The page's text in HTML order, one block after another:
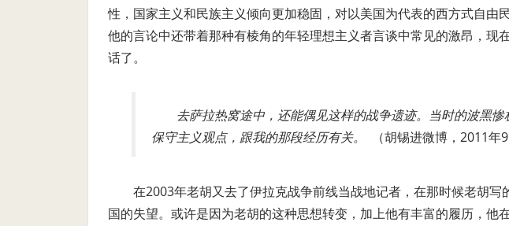
性，国家主义和民族主义倾向更加稳固，对以美国为代表的西方式自由
他的言论中还带着那种有棱角的年轻理想主义者言谈中常见的激昂，现
话了。
去萨拉热窝途中，还能偶见这样的战争遗迹。当时的波黑
保守主义观点，跟我的那段经历有关。
（胡锡进微博， 2011年9
在2003年老胡又去了伊拉克战争前线当战地记者，在那时候老胡写
国的失望。或许是因为老胡的这种思想转变，加上他有丰富的履历，他